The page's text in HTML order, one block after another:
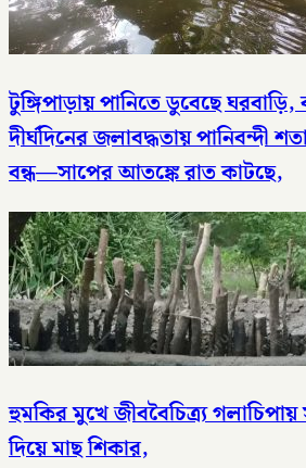
টুঙ্গিপাড়ায় পানিতে ডুবেছে ঘরবাড়ি,
দীর্ঘদিনের জলাবদ্ধতায় পানিবন্দী
বন্ধ—সাপের আতঙ্কে রাত কাটছে,
হুমকির মুখে জীববৈচিত্র্য
দিয়ে মাছ শিকার,